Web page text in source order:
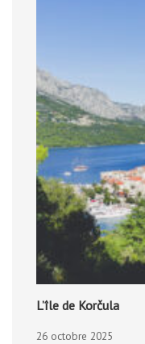
L’île de Korčula
26 octobre 2025